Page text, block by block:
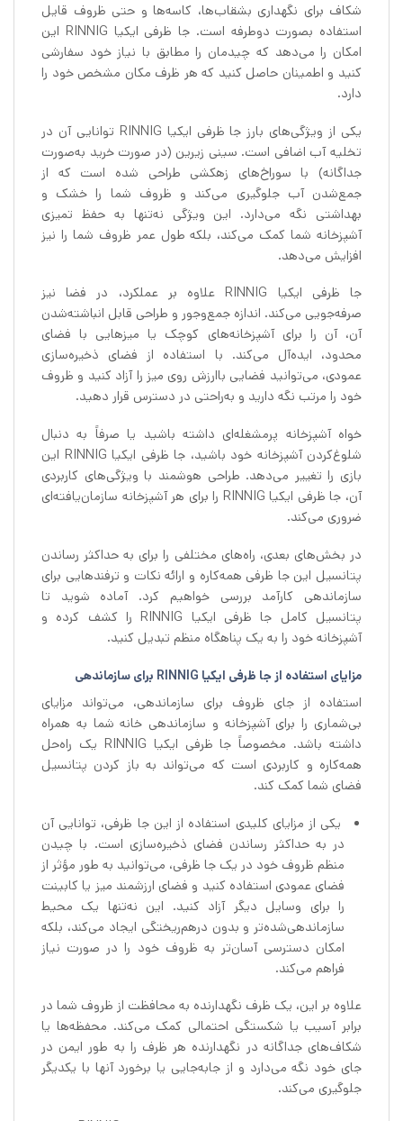
شکاف‌ برای نگهداری بشقاب‌ها، کاسه‌ها و حتی ظروف قایل
استفاده بصورت دوطرفه است. جا ظرفی ایکیا RINNIG این
امکان را می‌دهد که چیدمان را مطابق با نیاز خود سفارشی
کنید و اطمینان حاصل کنید که هر ظرف مکان مشخص خود را
دارد.
یکی از ویژگی‌های بارز جا ظرفی ایکیا RINNIG توانایی آن در
تخلیه آب اضافی است. سینی زیرین (در صورت خرید به‌صورت
جداگانه) با سوراخ‌های زهکشی طراحی شده است که از
جمع‌شدن آب جلوگیری می‌کند و ظروف شما را خشک و
بهداشتی نگه می‌دارد. این ویژگی نه‌تنها به حفظ تمیزی
آشپزخانه شما کمک می‌کند، بلکه طول عمر ظروف شما را نیز
افزایش می‌دهد.
جا ظرفی ایکیا RINNIG علاوه بر عملکرد، در فضا نیز
صرفه‌جویی می‌کند. اندازه جمع‌وجور و طراحی قابل انباشته‌شدن
آن، آن را برای آشپزخانه‌های کوچک یا میزهایی با فضای
محدود، ایده‌آل می‌کند. با استفاده از فضای ذخیره‌سازی
عمودی، می‌توانید فضایی باارزش روی میز را آزاد کنید و ظروف
خود را مرتب نگه دارید و به‌راحتی در دسترس قرار دهید.
خواه آشپزخانه پرمشغله‌ای داشته باشید یا صرفاً به دنبال
شلوغ‌کردن آشپزخانه خود باشید، جا ظرفی ایکیا RINNIG این
بازی را تغییر می‌دهد. طراحی هوشمند با ویژگی‌های کاربردی
آن، جا ظرفی ایکیا RINNIG را برای هر آشپزخانه سازمان‌یافته‌ای
ضروری می‌کند.
در بخش‌های بعدی، راه‌های مختلفی را برای به حداکثر رساندن
پتانسیل این جا ظرفی همه‌کاره و ارائه نکات و ترفندهایی برای
سازماندهی کارآمد بررسی خواهیم کرد. آماده شوید تا
پتانسیل کامل جا ظرفی ایکیا RINNIG را کشف کرده و
آشپزخانه خود را به یک پناهگاه منظم تبدیل کنید.
مزایای استفاده از جا ظرفی ایکیا RINNIG برای سازماندهی
استفاده از جای ظروف برای سازماندهی، می‌تواند مزایای
بی‌شماری را برای آشپزخانه و سازماندهی خانه شما به همراه
داشته باشد. مخصوصاً جا ظرفی ایکیا RINNIG یک راه‌حل
همه‌کاره و کاربردی است که می‌تواند به باز کردن پتانسیل
فضای شما کمک کند.
یکی از مزایای کلیدی استفاده از این جا ظرفی، توانایی آن
در به حداکثر رساندن فضای ذخیره‌سازی است. با چیدن
منظم ظروف خود در یک جا ظرفی، می‌توانید به طور مؤثر از
فضای عمودی استفاده کنید و فضای ارزشمند میز یا کابینت
را برای وسایل دیگر آزاد کنید. این نه‌تنها یک محیط
سازماندهی‌شده‌تر و بدون درهم‌ریختگی ایجاد می‌کند، بلکه
امکان دسترسی آسان‌تر به ظروف خود را در صورت نیاز
فراهم می‌کند.
علاوه بر این، یک ظرف نگهدارنده به محافظت از ظروف شما در
برابر آسیب یا شکستگی احتمالی کمک می‌کند. محفظه‌ها یا
شکاف‌های جداگانه در نگهدارنده هر ظرف را به طور ایمن در
جای خود نگه می‌دارد و از جابه‌جایی یا برخورد آنها با یکدیگر
جلوگیری می‌کند.